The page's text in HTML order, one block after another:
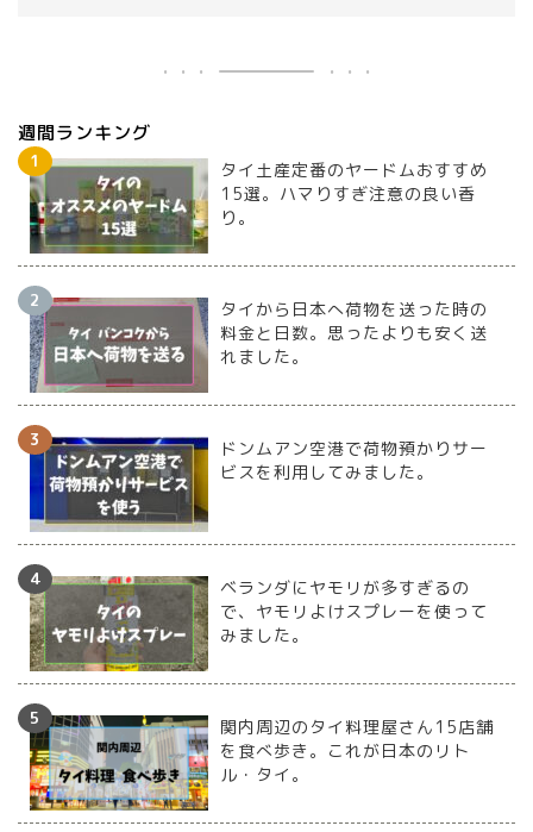
週間ランキング
タイ土産定番のヤードムおすすめ
15選。ハマりすぎ注意の良い香
り。
タイから日本へ荷物を送った時の
料金と日数。思ったよりも安く送
れました。
ドンムアン空港で荷物預かりサー
ビスを利用してみました。
ベランダにヤモリが多すぎるの
で、ヤモリよけスプレーを使って
みました。
関内周辺のタイ料理屋さん15店舗
を食べ歩き。これが日本のリト
ル・タイ。